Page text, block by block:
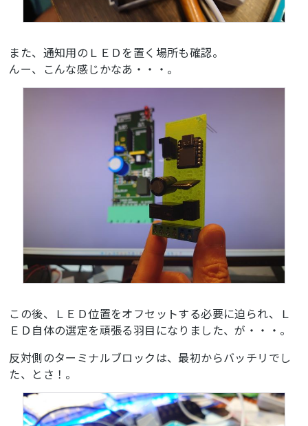
また、通知用のＬＥＤを置く場所も確認。
んー、こんな感じかなあ・・・。
この後、ＬＥＤ位置をオフセットする必要に迫られ、Ｌ
ＥＤ自体の選定を頑張る羽目になりました、が・・・。
反対側のターミナルブロックは、最初からバッチリでし
た、とさ！。